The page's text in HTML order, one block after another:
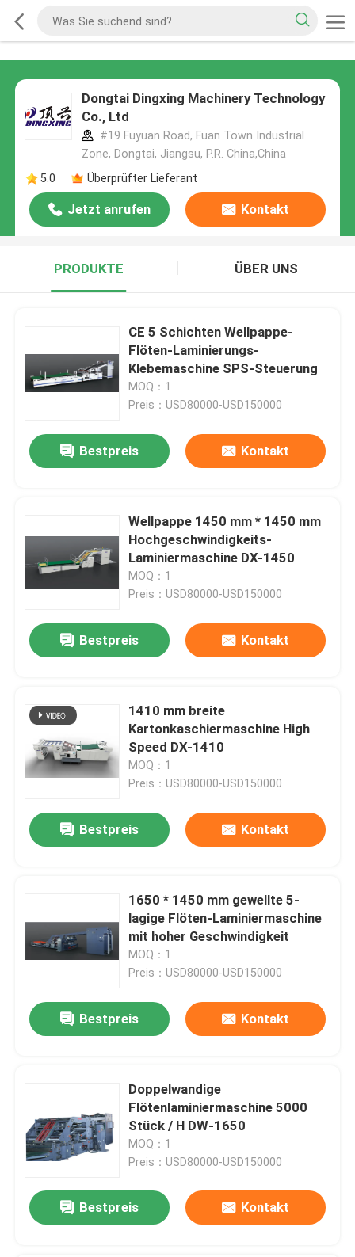
Dongtai Dingxing Machinery Technology
Co., Ltd
#19 Fuyuan Road, Fuan Town Industrial
Zone, Dongtai, Jiangsu, P.R. China,China
5.0
Überprüfter Lieferant
Jetzt anrufen Kontakt
PRODUKTE ÜBER UNS
CE 5 Schichten Wellpappe-
Flöten-Laminierungs-
Klebemaschine SPS-Steuerung
MOQ：1
Preis：USD80000-USD150000
Bestpreis Kontakt
Wellpappe 1450 mm * 1450 mm
Hochgeschwindigkeits-
Laminiermaschine DX-1450
MOQ：1
Preis：USD80000-USD150000
Bestpreis Kontakt
1410 mm breite
Kartonkaschiermaschine High
Speed ​​DX-1410
MOQ：1
Preis：USD80000-USD150000
Bestpreis Kontakt
1650 * 1450 mm gewellte 5-
lagige Flöten-Laminiermaschine
mit hoher Geschwindigkeit
MOQ：1
Preis：USD80000-USD150000
Bestpreis Kontakt
Doppelwandige
Flötenlaminiermaschine 5000
Stück / H DW-1650
MOQ：1
Preis：USD80000-USD150000
Bestpreis Kontakt